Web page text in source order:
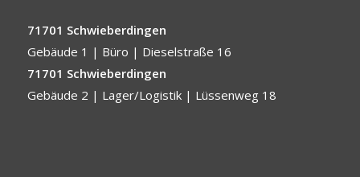
71701 Schwieberdingen
Gebäude 1 | Büro | Dieselstraße 16
71701 Schwieberdingen
Gebäude 2 | Lager/Logistik | Lüssenweg 18